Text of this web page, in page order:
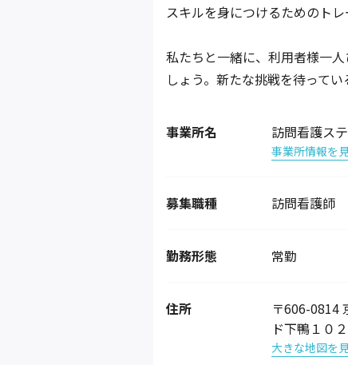
スキルを身につけるためのト
私たちと一緒に、利用者様一
しょう。新たな挑戦を待ってい
事業所名 訪問看護ス
事業所情報を
募集職種 訪問看護師
勤務形態 常勤
住所
〒606-0814
ド下鴨１０
大きな地図を